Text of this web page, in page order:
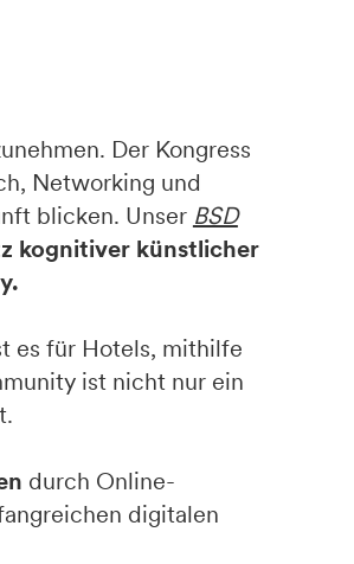
Der Kongress
Networking und
blicken. Unser BSD
kognitiver künstlicher
es für Hotels, mithilfe
ist nicht nur ein
durch Online-
digitalen